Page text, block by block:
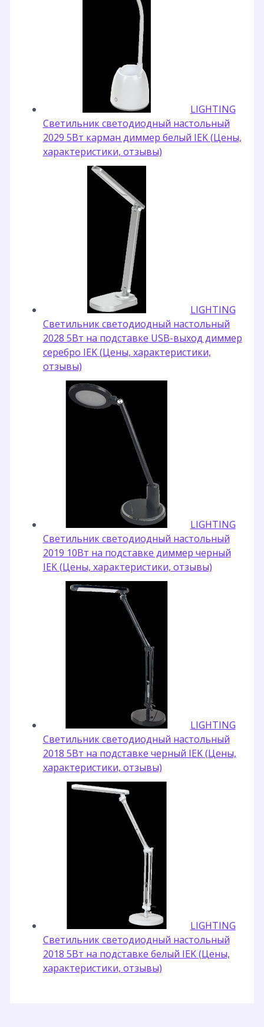
LIGHTING
Светильник светодиодный настольный
2029 5Вт карман диммер белый IEK (Цены,
характеристики, отзывы)
LIGHTING
Светильник светодиодный настольный
2028 5Вт на подставке USB-выход диммер
серебро IEK (Цены, характеристики,
отзывы)
LIGHTING
Светильник светодиодный настольный
2019 10Вт на подставке диммер черный
IEK (Цены, характеристики, отзывы)
LIGHTING
Светильник светодиодный настольный
2018 5Вт на подставке черный IEK (Цены,
характеристики, отзывы)
LIGHTING
Светильник светодиодный настольный
2018 5Вт на подставке белый IEK (Цены,
характеристики, отзывы)